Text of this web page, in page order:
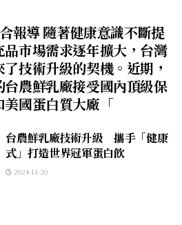
報導 隨著健康意識不斷提
市場需求逐年擴大，台灣
技術升級的契機。近期，
農鮮乳廠接受國內頂級保
國蛋白質大廠「
台農鮮乳廠技術升級 攜手「健康
式」打造世界冠軍蛋白飲
2024-11-20